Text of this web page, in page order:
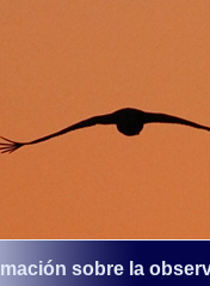
sobre la